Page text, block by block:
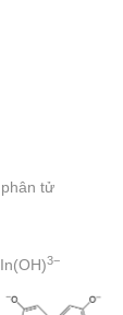
tử
In(OH)3−